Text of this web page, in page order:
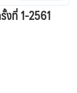
งที่ 1-2561